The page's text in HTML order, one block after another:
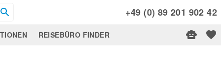
+49 (0) 89 201 902 42
REISEBÜRO FINDER